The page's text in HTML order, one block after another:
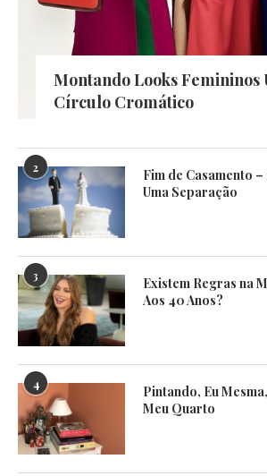
Montando Looks Femininos
Círculo Cromático
2
Fim de Casamento
Uma Separação
3
Existem Regras na
Aos 40 Anos?
4
Pintando, Eu
Meu Quarto